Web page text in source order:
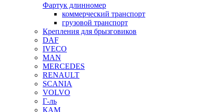
Фартук длинномер
коммерческий транспорт
грузовой транспорт
Крепления для брызговиков
DAF
IVECO
MAN
MERCEDES
RENAULT
SCANIA
VOLVO
Г-ль
КАМ